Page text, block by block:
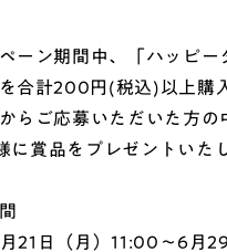
ーン期間中、「ハッピー
合計200円(税込)以上購
らご応募いただいた方の
に賞品をプレゼントいた
21日（月）11:00〜6月